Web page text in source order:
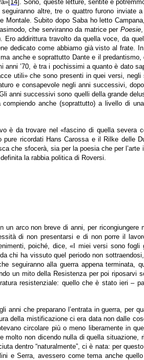
[14]
. Sono, queste letture, sentite e
seguiranno altre, tre o quattro furono inviate
Subito dopo Saba ho letto
che serviranno da matrice per Poesie,
addirittura travolto da quella voce, da
dedicato come abbiamo già visto al frate.
anche e soprattutto Dante e il
’70, è tra i pochissimi a quanto è dato
utili» che sono presenti in quei versi,
e consapevole negli anni successivi,
successivi sono quelli della grande
anche (soprattutto) a livello di
è da trovare nel «fascino di quella severa
ricordati Hans Carossa e il Rilke delle
che sfocerà, sia per la poesia che per l’arte
la rabbia politica di Roversi.
arco non breve di anni, per
di non presentarsi e di non porre il
poiché, dice, «I miei versi sono
chi ha vissuto quel periodo non
alla guerra appena terminata,
un mito della Resistenza per poi
resistenziale: quello che è stato ieri –
che preparano l’entrata in guerra, per
della mistificazione ci era data non dalle
circolare più o meno liberamente in
non dicendo nulla di quella
dentro “naturalmente”, ci è nata: per
e Serra, avessero come tema anche